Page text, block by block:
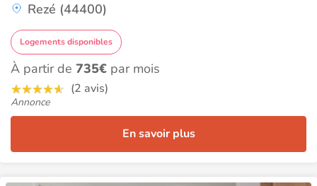
Rezé (44400)
Logements disponibles
À partir de 735€ par mois
(2 avis)
Annonce
En savoir plus